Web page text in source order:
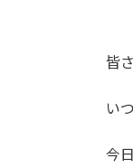
皆
い
今